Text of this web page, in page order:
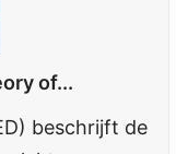
of...
beschrijft de